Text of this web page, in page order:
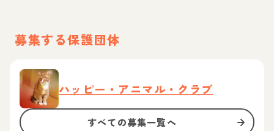
募集する保護団体
ハッピー・アニマル・クラブ
すべての募集一覧へ